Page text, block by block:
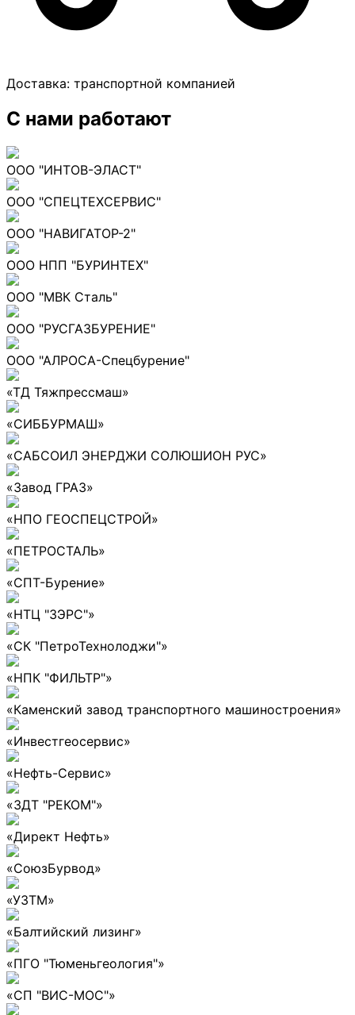
Доставка: транспортной компанией
С нами работают
ООО "ИНТОВ-ЭЛАСТ"
ООО "СПЕЦТЕХСЕРВИС"
ООО "НАВИГАТОР-2"
ООО НПП "БУРИНТЕХ"
ООО "МВК Сталь"
ООО "РУСГАЗБУРЕНИЕ"
ООО "АЛРОСА-Спецбурение"
«ТД Тяжпрессмаш»
«СИББУРМАШ»
«САБСОИЛ ЭНЕРДЖИ СОЛЮШИОН РУС»
«Завод ГРАЗ»
«НПО ГЕОСПЕЦСТРОЙ»
«ПЕТРОСТАЛЬ»
«СПТ-Бурение»
«НТЦ "ЗЭРС"»
«СК "ПетроТехнолоджи"»
«НПК "ФИЛЬТР"»
«Каменский завод транспортного машиностроения»
«Инвестгеосервис»
«Нефть-Сервис»
«ЗДТ "РЕКОМ"»
«Директ Нефть»
«СоюзБурвод»
«УЗТМ»
«Балтийский лизинг»
«ПГО "Тюменьгеология"»
«СП "ВИС-МОС"»